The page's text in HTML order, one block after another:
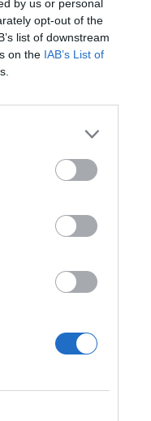
by us or personal
opt-out of the
list of downstream
on the IAB’s List of
Profilová